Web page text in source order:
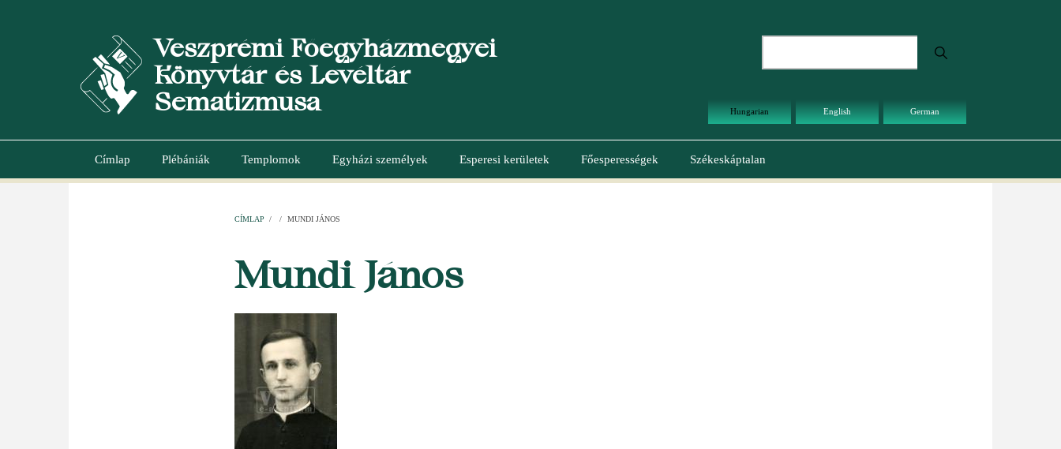
Veszprémi Főegyházmegyei
Könyvtár és Levéltár
Sematizmusa
Hungarian English German
Main
Címlap Plébániák Templomok Egyházi személyek Esperesi kerületek Főesperességek Székeskáptalan
CÍMLAP / / MUNDI JÁNOS
Mundi János